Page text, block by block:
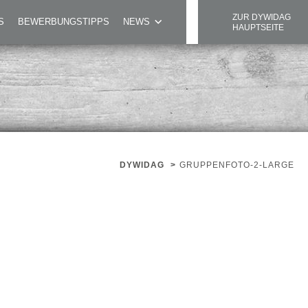
BEWERBUNGSTIPPS NEWS
ZUR DYWIDAG
HAUPTSEITE
DYWIDAG > GRUPPENFOTO-2-LARGE